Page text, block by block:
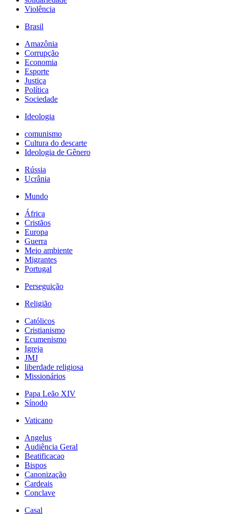
Violência
Brasil
Amazônia
Corrupção
Economia
Esporte
Justiça
Política
Sociedade
Ideologia
comunismo
Cultura do descarte
Ideologia de Gênero
Rússia
Ucrânia
Mundo
África
Cristãos
Europa
Guerra
Meio ambiente
Migrantes
Portugal
Perseguição
Religião
Católicos
Cristianismo
Ecumenismo
Igreja
JMJ
liberdade religiosa
Missionários
Papa Leão XIV
Sínodo
Vaticano
Angelus
Audiência Geral
Beatificacao
Bispos
Canonização
Cardeais
Conclave
Casal